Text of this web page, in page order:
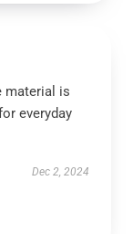
material is
everyday
Dec 2, 2024